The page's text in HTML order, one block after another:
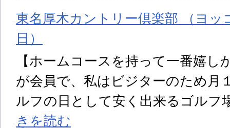
東名厚木カントリー倶楽部 （ヨ
日）
【ホームコースを持って一番嬉
が会員で、私はビジターのため月
ルフの日として安く出来るゴルフ
きを読む